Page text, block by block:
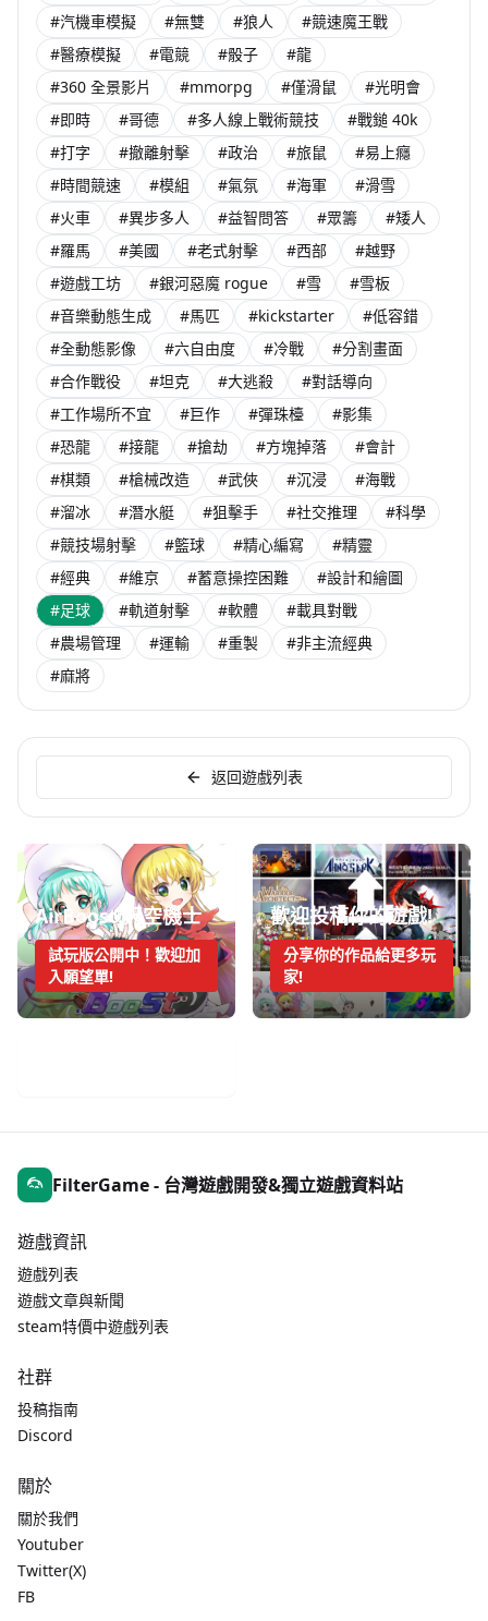
#汽機車模擬
#無雙 #狼人
#競速魔王戰
#醫療模擬
#電競 #骰子
#龍
#360 全景影片
#mmorpg #僅滑鼠
#光明會
#即時
#哥德 #多人線上戰術競技
#戰鎚 40k
#打字
#撤離射擊 #政治 #旅鼠
#易上癮
#時間競速
#模組 #氣氛 #海軍
#滑雪
#火車
#異步多人 #益智問答 #眾籌
#矮人
#羅馬
#美國 #老式射擊 #西部
#越野
#遊戲工坊
#銀河惡魔 rogue #雪
#雪板
#音樂動態生成
#馬匹 #kickstarter
#低容錯
#全動態影像
#六自由度 #冷戰
#分割畫面
#合作戰役
#坦克 #大逃殺
#對話導向
#工作場所不宜
#巨作 #彈珠檯
#影集
#恐龍
#接龍 #搶劫 #方塊掉落
#會計
#棋類
#槍械改造 #武俠 #沉浸
#海戰
#溜冰
#潛水艇 #狙擊手 #社交推理
#科學
#競技場射擊
#籃球 #精心編寫
#精靈
#經典
#維京 #蓄意操控困難
#設計和繪圖
#足球
#軌道射擊 #軟體
#載具對戰
#農場管理
#運輸 #重製
#非主流經典
#麻將
返回遊戲列表
AirBoost:天空機士
試玩版公開中！歡迎加
入願望單!
歡迎投稿你的遊戲!
分享你的作品給更多玩
家!
FilterGame - 台灣遊戲開發&獨立遊戲資料站
遊戲資訊
遊戲列表
遊戲文章與新聞
steam特價中遊戲列表
社群
投稿指南
Discord
關於
關於我們
Youtuber
Twitter(X)
FB